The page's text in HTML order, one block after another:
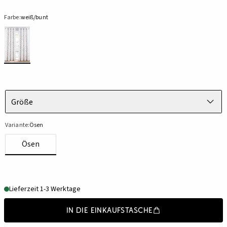
Farbe:weiß/bunt
Größe
Variante:Ösen
Ösen
Lieferzeit 1-3 Werktage
In die Einkaufstasche